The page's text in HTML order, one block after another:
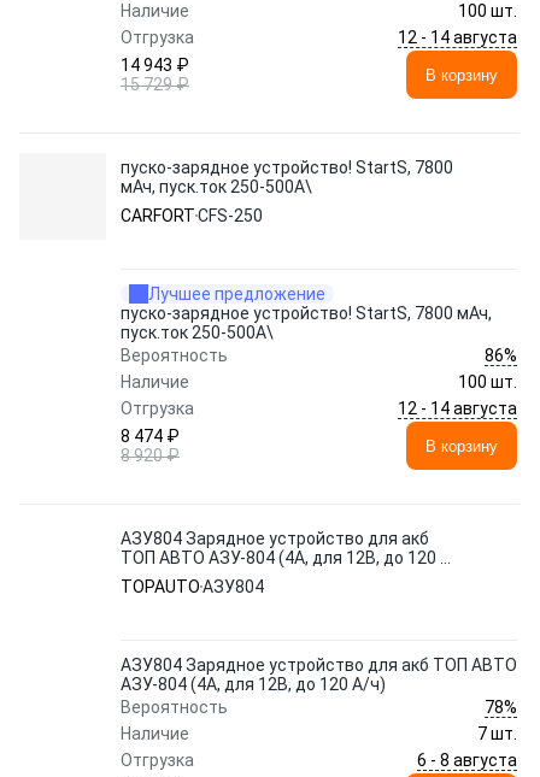
Наличие
100 шт.
Отгрузка
12 - 14 августа
14 943 ₽
15 729 ₽
В корзину
пуско-зарядное устройство! StartS, 7800
мАч, пуск.ток 250-500A\
CARFORTCFS-250
Лучшее предложение
пуско-зарядное устройство! StartS, 7800 мАч,
пуск.ток 250-500A\
Вероятность
86%
Наличие
100 шт.
Отгрузка
12 - 14 августа
8 474 ₽
8 920 ₽
В корзину
АЗУ804 Зарядное устройство для акб
ТОП АВТО АЗУ-804 (4А, для 12В, до 120 А/
ч)
TOPAUTOАЗУ804
АЗУ804 Зарядное устройство для акб ТОП АВТО
АЗУ-804 (4А, для 12В, до 120 А/ч)
Вероятность
78%
Наличие
7 шт.
Отгрузка
6 - 8 августа